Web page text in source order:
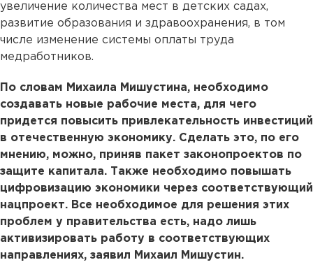
увеличение количества мест в детских садах,
развитие образования и здравоохранения, в том
числе изменение системы оплаты труда
медработников.
По словам Михаила Мишустина, необходимо
создавать новые рабочие места, для чего
придется повысить привлекательность инвестиций
в отечественную экономику. Сделать это, по его
мнению, можно, приняв пакет законопроектов по
защите капитала. Также необходимо повышать
цифровизацию экономики через соответствующий
нацпроект. Все необходимое для решения этих
проблем у правительства есть, надо лишь
активизировать работу в соответствующих
направлениях, заявил Михаил Мишустин.